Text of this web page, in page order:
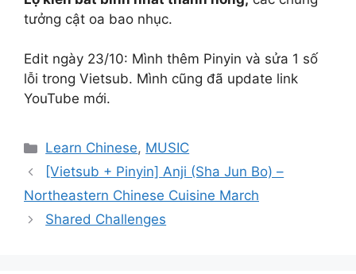
tưởng cật oa bao nhục.
Edit ngày 23/10: Mình thêm Pinyin và sửa 1 số
lỗi trong Vietsub. Mình cũng đã update link
YouTube mới.
Categories
Learn Chinese, MUSIC
[Vietsub + Pinyin] Anji (Sha Jun Bo) –
Northeastern Chinese Cuisine March
Shared Challenges